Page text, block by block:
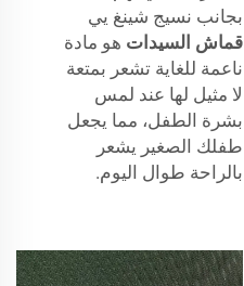
بجانب نسيج شينغ يي
قماش السيدات هو مادة
ناعمة للغاية تشعر بمتعة
لا مثيل لها عند لمس
بشرة الطفل، مما يجعل
طفلك الصغير يشعر
بالراحة طوال اليوم.